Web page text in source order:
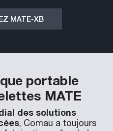
MATE-XB
portable
MATE
des solutions
, Comau a toujours